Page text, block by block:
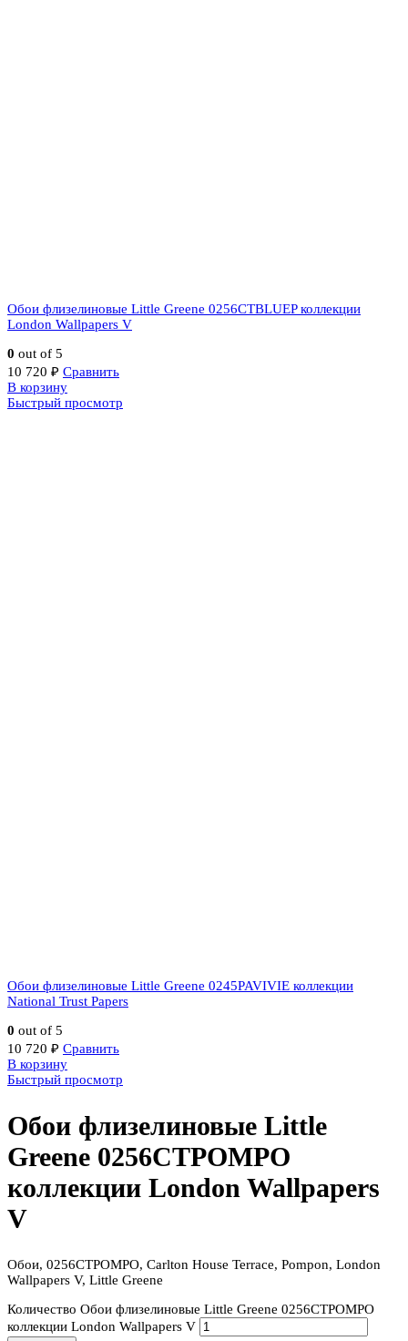
Обои флизелиновые Little Greene 0256CTBLUEP коллекции
London Wallpapers V
0 out of 5
10 720 ₽ Сравнить
В корзину
Быстрый просмотр
Обои флизелиновые Little Greene 0245PAVIVIE коллекции
National Trust Papers
0 out of 5
10 720 ₽ Сравнить
В корзину
Быстрый просмотр
Обои флизелиновые Little
Greene 0256CTPOMPO
коллекции London Wallpapers
V
Обои, 0256CTPOMPO, Carlton House Terrace, Pompon, London
Wallpapers V, Little Greene
Количество Обои флизелиновые Little Greene 0256CTPOMPO
коллекции London Wallpapers V